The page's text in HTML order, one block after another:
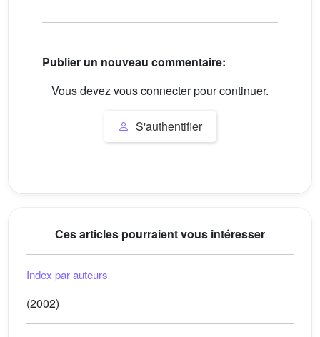
Publier un nouveau commentaire:
Vous devez vous connecter pour continuer.
S'authentifier
Ces articles pourraient vous intéresser
Index par auteurs
(2002)